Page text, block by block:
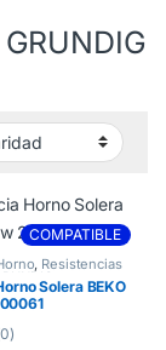
COMPATIBLE
, Resistencias
Solera BEKO